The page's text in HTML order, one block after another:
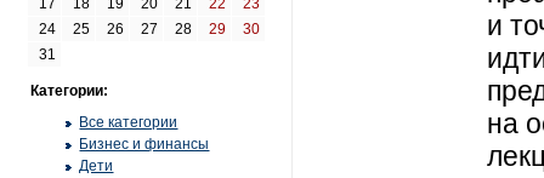
17
18 19 20 21 22
23
24
25 26 27 28 29
30
31
Категории:
Все категории
Бизнес и финансы
Дети
и
на